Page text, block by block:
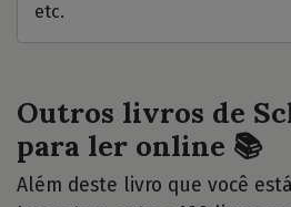
etc.
Outros livros de
para ler online 📚
Além deste livro que você